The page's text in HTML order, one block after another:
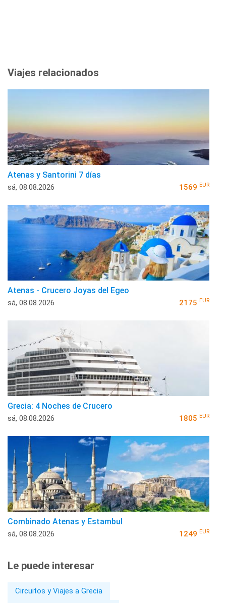
Viajes relacionados
Atenas y Santorini 7 días
sá, 08.08.2026 1569 EUR
Atenas - Crucero Joyas del Egeo
sá, 08.08.2026 2175 EUR
Grecia: 4 Noches de Crucero
sá, 08.08.2026 1805 EUR
Combinado Atenas y Estambul
sá, 08.08.2026 1249 EUR
Le puede interesar
Circuitos y Viajes a Grecia